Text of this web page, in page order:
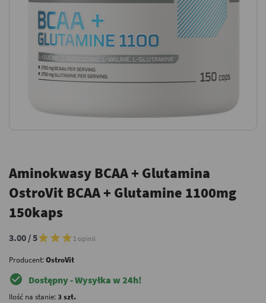
Aminokwasy BCAA + Glutamina
OstroVit BCAA + Glutamine 1100mg
150kaps
3.00 / 5 1 opinii
Producent:OstroVit
check_circle Dostępny - Wysyłka w 24h!
Ilość na stanie:3 szt.